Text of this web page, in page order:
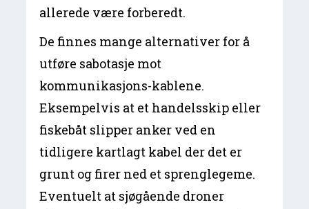
allerede være forberedt.
De finnes mange alternativer for å
utføre sabotasje mot
kommunikasjons-kablene.
Eksempelvis at et handelsskip eller
fiskebåt slipper anker ved en
tidligere kartlagt kabel der det er
grunt og firer ned et sprenglegeme.
Eventuelt at sjøgående droner